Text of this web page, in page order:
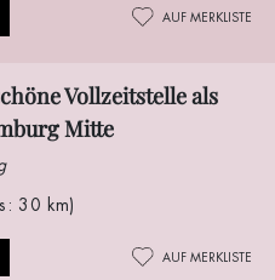
AUF MERKLISTE
Vollzeitstelle als
Mitte
30 km)
AUF MERKLISTE